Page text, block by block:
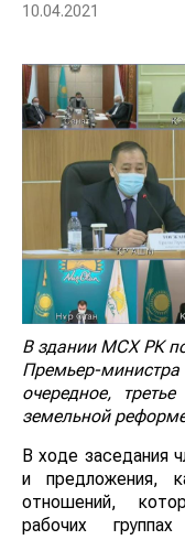
10.04.2021
В здании МСХ РК
Премьер-
очередное, третье
земельной
В ходе заседания
и предложения,
отношений,
рабочих